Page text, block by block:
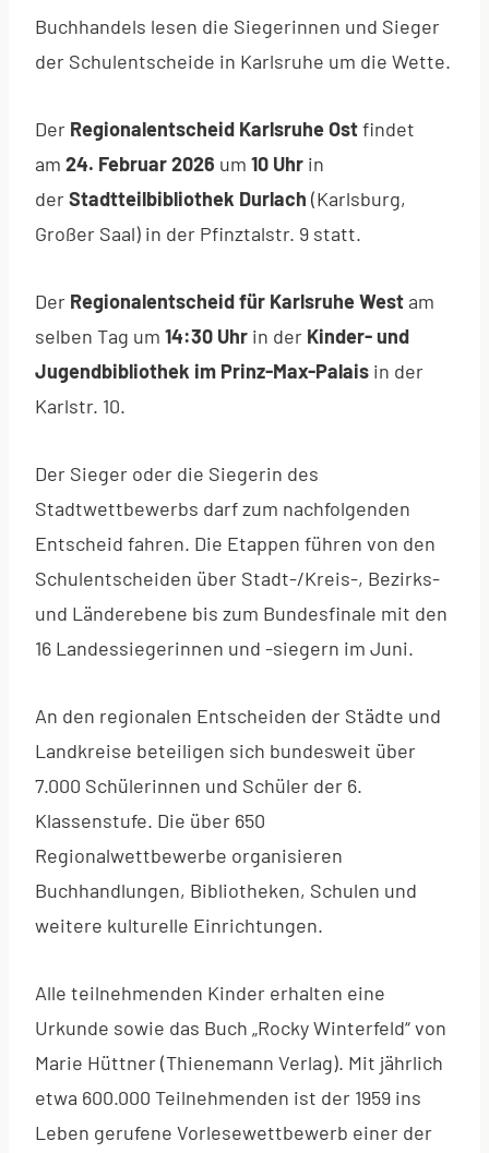
Buchhandels lesen die Siegerinnen und Sieger
der Schulentscheide in Karlsruhe um die Wette.
Der Regionalentscheid Karlsruhe Ostfindet
am 24. Februar 2026 um 10 Uhr in
derStadtteilbibliothek Durlach (Karlsburg,
Großer Saal) in der Pfinztalstr. 9 statt.
Der Regionalentscheid für Karlsruhe West am
selben Tag um 14:30 Uhr in der Kinder- und
Jugendbibliothek im Prinz-Max-Palais in der
Karlstr. 10.
Der Sieger oder die Siegerin des
Stadtwettbewerbs darf zum nachfolgenden
Entscheid fahren. Die Etappen führen von den
Schulentscheiden über Stadt-/Kreis-, Bezirks-
und Länderebene bis zum Bundesfinale mit den
16 Landessiegerinnen und -siegern im Juni.
An den regionalen Entscheiden der Städte und
Landkreise beteiligen sich bundesweit über
7.000 Schülerinnen und Schüler der 6.
Klassenstufe. Die über 650
Regionalwettbewerbe organisieren
Buchhandlungen, Bibliotheken, Schulen und
weitere kulturelle Einrichtungen.
Alle teilnehmenden Kinder erhalten eine
Urkunde sowie das Buch „Rocky Winterfeld“ von
Marie Hüttner (Thienemann Verlag). Mit jährlich
etwa 600.000 Teilnehmenden ist der 1959 ins
Leben gerufene Vorlesewettbewerb einer der